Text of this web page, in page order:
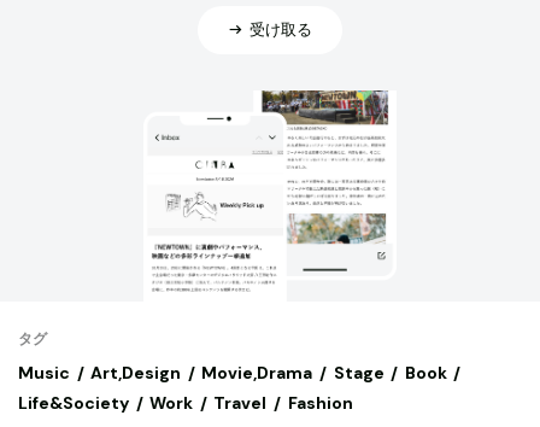
受け取る
タグ
Music Art,Design Movie,Drama Stage
Book
Life&Society
Work Travel Fashion